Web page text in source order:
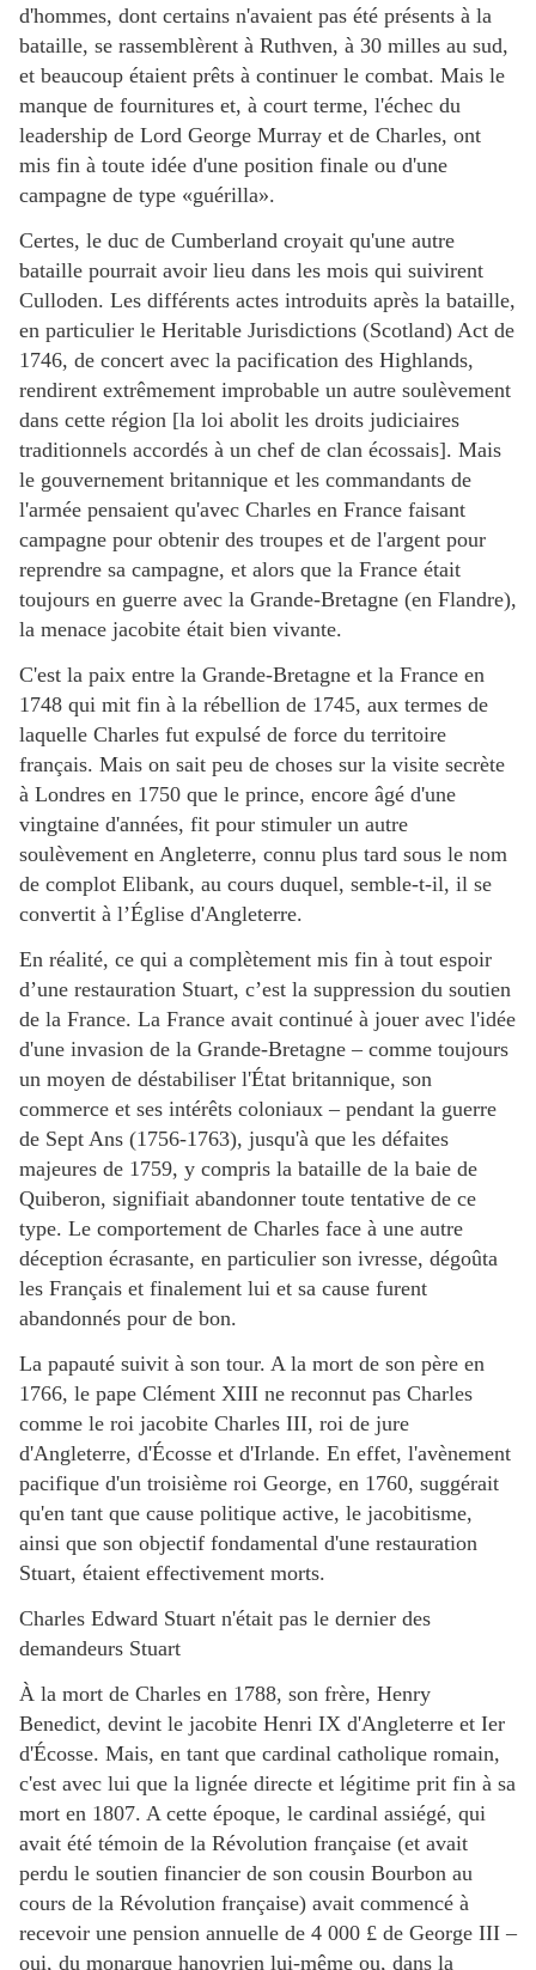
d'hommes, dont certains n'avaient pas été présents à la
bataille, se rassemblèrent à Ruthven, à 30 milles au sud,
et beaucoup étaient prêts à continuer le combat. Mais le
manque de fournitures et, à court terme, l'échec du
leadership de Lord George Murray et de Charles, ont
mis fin à toute idée d'une position finale ou d'une
campagne de type «guérilla».
Certes, le duc de Cumberland croyait qu'une autre
bataille pourrait avoir lieu dans les mois qui suivirent
Culloden. Les différents actes introduits après la bataille,
en particulier le Heritable Jurisdictions (Scotland) Act de
1746, de concert avec la pacification des Highlands,
rendirent extrêmement improbable un autre soulèvement
dans cette région [la loi abolit les droits judiciaires
traditionnels accordés à un chef de clan écossais]. Mais
le gouvernement britannique et les commandants de
l'armée pensaient qu'avec Charles en France faisant
campagne pour obtenir des troupes et de l'argent pour
reprendre sa campagne, et alors que la France était
toujours en guerre avec la Grande-Bretagne (en Flandre),
la menace jacobite était bien vivante.
C'est la paix entre la Grande-Bretagne et la France en
1748 qui mit fin à la rébellion de 1745, aux termes de
laquelle Charles fut expulsé de force du territoire
français. Mais on sait peu de choses sur la visite secrète
à Londres en 1750 que le prince, encore âgé d'une
vingtaine d'années, fit pour stimuler un autre
soulèvement en Angleterre, connu plus tard sous le nom
de complot Elibank, au cours duquel, semble-t-il, il se
convertit à l’Église d'Angleterre.
En réalité, ce qui a complètement mis fin à tout espoir
d’une restauration Stuart, c’est la suppression du soutien
de la France. La France avait continué à jouer avec l'idée
d'une invasion de la Grande-Bretagne – comme toujours
un moyen de déstabiliser l'État britannique, son
commerce et ses intérêts coloniaux – pendant la guerre
de Sept Ans (1756-1763), jusqu'à que les défaites
majeures de 1759, y compris la bataille de la baie de
Quiberon, signifiait abandonner toute tentative de ce
type. Le comportement de Charles face à une autre
déception écrasante, en particulier son ivresse, dégoûta
les Français et finalement lui et sa cause furent
abandonnés pour de bon.
La papauté suivit à son tour. A la mort de son père en
1766, le pape Clément XIII ne reconnut pas Charles
comme le roi jacobite Charles III, roi de jure
d'Angleterre, d'Écosse et d'Irlande. En effet, l'avènement
pacifique d'un troisième roi George, en 1760, suggérait
qu'en tant que cause politique active, le jacobitisme,
ainsi que son objectif fondamental d'une restauration
Stuart, étaient effectivement morts.
Charles Edward Stuart n'était pas le dernier des
demandeurs Stuart
À la mort de Charles en 1788, son frère, Henry
Benedict, devint le jacobite Henri IX d'Angleterre et Ier
d'Écosse. Mais, en tant que cardinal catholique romain,
c'est avec lui que la lignée directe et légitime prit fin à sa
mort en 1807. A cette époque, le cardinal assiégé, qui
avait été témoin de la Révolution française (et avait
perdu le soutien financier de son cousin Bourbon au
cours de la Révolution française) avait commencé à
recevoir une pension annuelle de 4 000 £ de George III –
oui, du monarque hanovrien lui-même ou, dans la